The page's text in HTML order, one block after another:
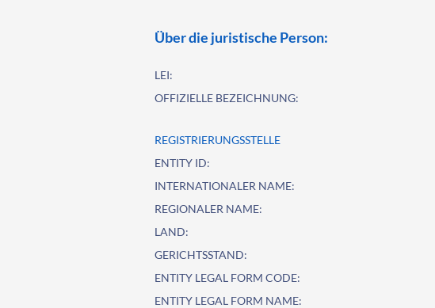
Über die juristische Person:
LEI:
OFFIZIELLE BEZEICHNUNG:
REGISTRIERUNGSSTELLE
ENTITY ID:
INTERNATIONALER NAME:
REGIONALER NAME:
LAND:
GERICHTSSTAND:
ENTITY LEGAL FORM CODE:
ENTITY LEGAL FORM NAME: